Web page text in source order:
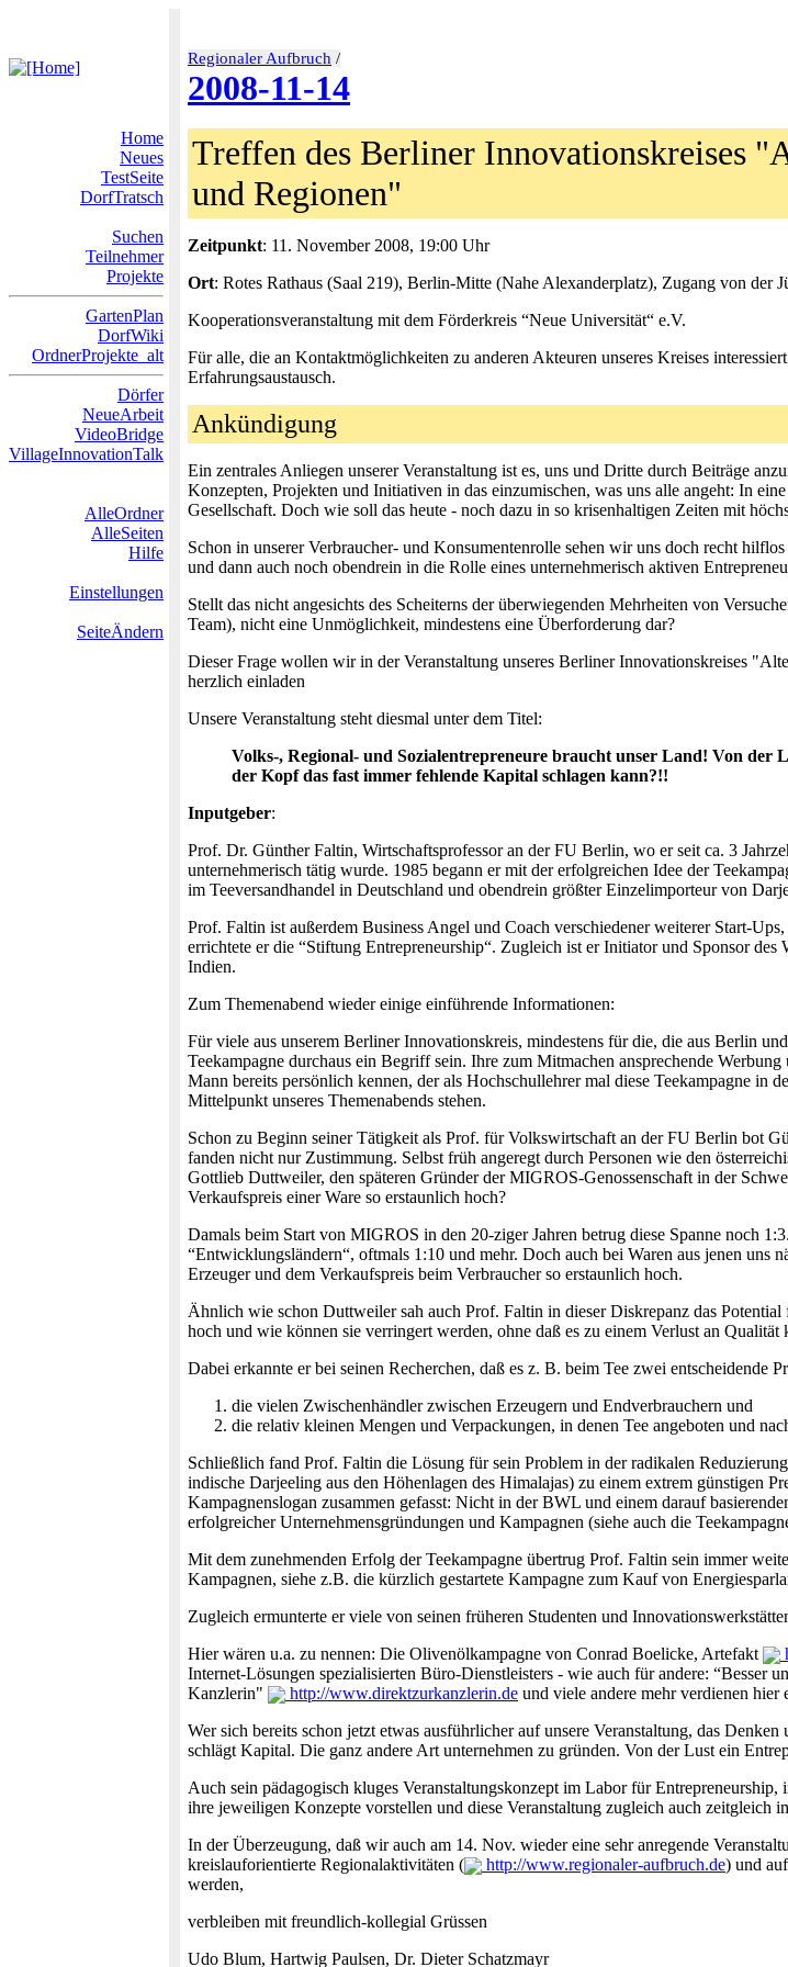
Regionaler Aufbruch /
2008-11-14
Home
Neues
TestSeite
DorfTratsch
Suchen
Teilnehmer
Projekte
GartenPlan
DorfWiki
OrdnerProjekte_alt
Dörfer
NeueArbeit
VideoBridge
VillageInnovationTalk
AlleOrdner
AlleSeiten
Hilfe
Einstellungen
SeiteÄndern
Treffen des Berliner Innovationskreises
und Regionen"
Zeitpunkt: 11. November 2008, 19:00 Uhr
Ort: Rotes Rathaus (Saal 219), Berlin-Mitte (Nahe Alexanderplatz), Zugang von der
Kooperationsveranstaltung mit dem Förderkreis “Neue Universität“ e.V.
Für alle, die an Kontaktmöglichkeiten zu anderen Akteuren unseres Kreises
Erfahrungsaustausch.
Ankündigung
Ein zentrales Anliegen unserer Veranstaltung ist es, uns und Dritte durch Beiträge
Konzepten, Projekten und Initiativen in das einzumischen, was uns alle angeht: In
Gesellschaft. Doch wie soll das heute - noch dazu in so krisenhaltigen Zeiten mit
Schon in unserer Verbraucher- und Konsumentenrolle sehen wir uns doch recht
und dann auch noch obendrein in die Rolle eines unternehmerisch aktiven
Stellt das nicht angesichts des Scheiterns der überwiegenden Mehrheiten von
Team), nicht eine Unmöglichkeit, mindestens eine Überforderung dar?
Dieser Frage wollen wir in der Veranstaltung unseres Berliner Innovationskreises
herzlich einladen
Unsere Veranstaltung steht diesmal unter dem Titel:
Volks-, Regional- und Sozialentrepreneure braucht unser Land! Von der
der Kopf das fast immer fehlende Kapital schlagen kann?!!
Inputgeber:
Prof. Dr. Günther Faltin, Wirtschaftsprofessor an der FU Berlin, wo er seit ca. 3
unternehmerisch tätig wurde. 1985 begann er mit der erfolgreichen Idee der
im Teeversandhandel in Deutschland und obendrein größter Einzelimporteur von
Prof. Faltin ist außerdem Business Angel und Coach verschiedener weiterer Start-
errichtete er die “Stiftung Entrepreneurship“. Zugleich ist er Initiator und Sponsor
Indien.
Zum Themenabend wieder einige einführende Informationen:
Für viele aus unserem Berliner Innovationskreis, mindestens für die, die aus Berlin
Teekampagne durchaus ein Begriff sein. Ihre zum Mitmachen ansprechende
Mann bereits persönlich kennen, der als Hochschullehrer mal diese Teekampagne
Mittelpunkt unseres Themenabends stehen.
Schon zu Beginn seiner Tätigkeit als Prof. für Volkswirtschaft an der FU Berlin bot
fanden nicht nur Zustimmung. Selbst früh angeregt durch Personen wie den
Gottlieb Duttweiler, den späteren Gründer der MIGROS-Genossenschaft in der
Verkaufspreis einer Ware so erstaunlich hoch?
Damals beim Start von MIGROS in den 20-ziger Jahren betrug diese Spanne noch
“Entwicklungsländern“, oftmals 1:10 und mehr. Doch auch bei Waren aus jenen
Erzeuger und dem Verkaufspreis beim Verbraucher so erstaunlich hoch.
Ähnlich wie schon Duttweiler sah auch Prof. Faltin in dieser Diskrepanz das
hoch und wie können sie verringert werden, ohne daß es zu einem Verlust an Qualität
Dabei erkannte er bei seinen Recherchen, daß es z. B. beim Tee zwei entscheidende
die vielen Zwischenhändler zwischen Erzeugern und Endverbrauchern und
die relativ kleinen Mengen und Verpackungen, in denen Tee angeboten und
Schließlich fand Prof. Faltin die Lösung für sein Problem in der radikalen
indische Darjeeling aus den Höhenlagen des Himalajas) zu einem extrem günstigen
Kampagnenslogan zusammen gefasst: Nicht in der BWL und einem darauf
erfolgreicher Unternehmens­gründungen und Kampagnen (siehe auch die
Mit dem zunehmenden Erfolg der Teekampagne übertrug Prof. Faltin sein immer
Kampagnen, siehe z.B. die kürzlich gestartete Kampagne zum Kauf von
Zugleich ermunterte er viele von seinen früheren Studenten und
Hier wären u.a. zu nennen: Die Olivenölkampagne von Conrad Boelicke, Artefakt
Internet-Lösungen spezialisierten Büro-Dienstleisters - wie auch für andere: “Besser
Kanzlerin"
http://www.direktzurkanzlerin.de und viele andere mehr verdienen
Wer sich bereits schon jetzt etwas ausführlicher auf unsere Veranstaltung, das
schlägt Kapital. Die ganz andere Art unternehmen zu gründen. Von der Lust ein
Auch sein pädagogisch kluges Veranstaltungskonzept im Labor für
ihre jeweiligen Konzepte vorstellen und diese Veranstaltung zugleich auch
In der Überzeugung, daß wir auch am 14. Nov. wieder eine sehr anregende
kreislauforientierte Regionalaktivitäten (
http://www.regionaler-aufbruch.de) und
werden,
verbleiben mit freundlich-kollegial Grüssen
Udo Blum, Hartwig Paulsen, Dr. Dieter Schatzmayr